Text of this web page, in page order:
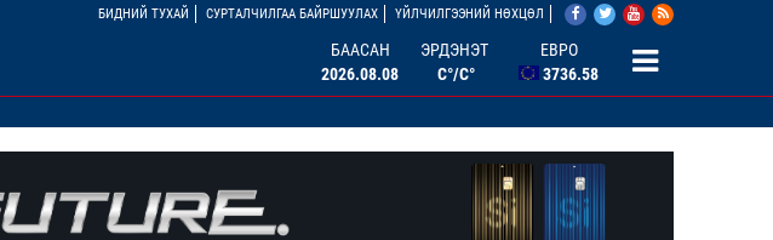
БИДНИЙ ТУХАЙ СУРТАЛЧИЛГАА БАЙРШУУЛАХ ҮЙЛЧИЛГЭЭНИЙ НӨХЦӨЛ
БААСАН
2026.08.08
ЭРДЭНЭТ
C°/C°
3527.07
ЕВРО
3736.58
БНХАУ ЮАНЬ
46.46
БНСУ ВОН
2.67